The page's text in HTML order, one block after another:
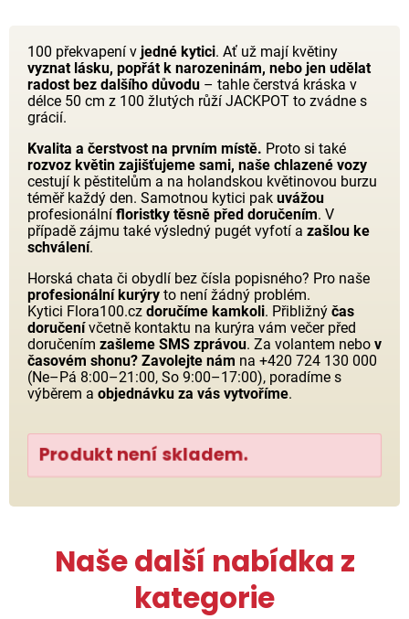
100 překvapení v jedné kytici. Ať už mají květiny
vyznat lásku, popřát k narozeninám, nebo jen udělat
radost bez dalšího důvodu – tahle čerstvá kráska v
délce 50 cm z 100 žlutých růží JACKPOT to zvádne s
grácií.
Kvalita a čerstvost na prvním místě. Proto si také
rozvoz květin zajišťujeme sami, naše chlazené vozy
cestují k pěstitelům a na holandskou květinovou burzu
téměř každý den. Samotnou kytici pak uvážou
profesionální floristky těsně před doručením. V
případě zájmu také výsledný pugét vyfotí a zašlou ke
schválení.
Horská chata či obydlí bez čísla popisného? Pro naše
profesionální kurýry to není žádný problém.
Kytici Flora100.cz doručíme kamkoli. Přibližný čas
doručenívčetně kontaktu na kurýra vám večer před
doručením zašleme SMS zprávou. Za volantem nebo v
časovém shonu? Zavolejte nám na +420 724 130 000
(Ne–Pá 8:00–21:00, So 9:00–17:00), poradíme s
výběrem a objednávku za vás vytvoříme.
Produkt není skladem.
Naše další nabídka z
kategorie